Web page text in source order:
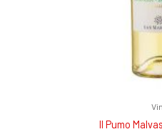
Il Pumo